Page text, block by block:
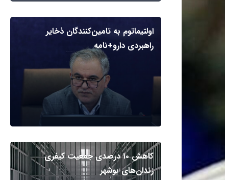
اولتیماتوم به تامین‌کنندگان ذخایر
راهبردی دارو+نامه
کاهش ۱۰ درصدی جمعیت کیفری
زندان‌های بوشهر